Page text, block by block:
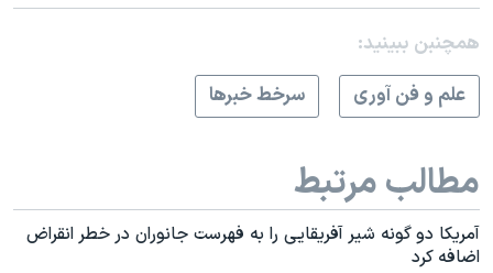
همچنبن ببینید:
علم و فن آوری
سرخط خبرها
مطالب مرتبط
آمریکا دو گونه شیر آفریقایی را به فهرست جانوران در خطر انقراض
اضافه کرد